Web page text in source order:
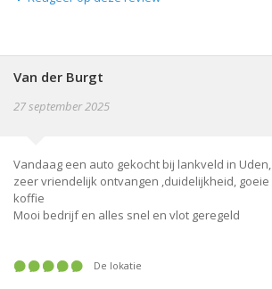
Van der Burgt
27 september 2025
Vandaag een auto gekocht bij lankveld in Uden,
zeer vriendelijk ontvangen ,duidelijkheid, goeie
koffie
Mooi bedrijf en alles snel en vlot geregeld
De lokatie